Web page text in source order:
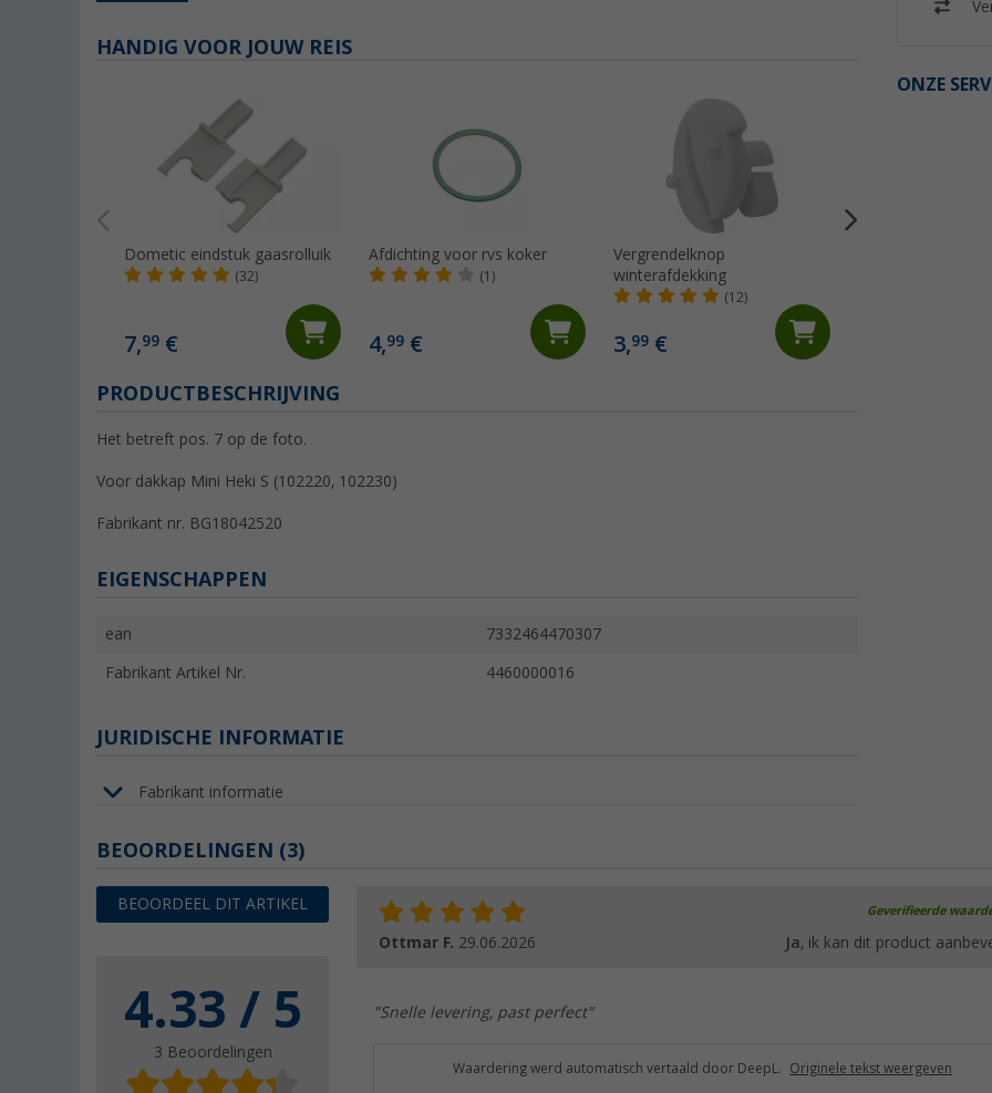
ONZE
HANDIG VOOR JOUW REIS
Dometic eindstuk gaasrolluik
(32)
7,99 €
Afdichting voor rvs koker
(1)
4,99 €
Vergrendelknop
winterafdekking
(12)
3,99 €
PRODUCTBESCHRIJVING
Het betreft pos. 7 op de foto.
Voor dakkap Mini Heki S (102220, 102230)
Fabrikant nr. BG18042520
EIGENSCHAPPEN
ean 7332464470307
Fabrikant Artikel Nr. 4460000016
JURIDISCHE INFORMATIE
Fabrikant informatie
BEOORDELINGEN (3)
BEOORDEEL DIT ARTIKEL
4.33 / 5
3 Beoordelingen
Geverifieerde
Ottmar F. 29.06.2026 Ja, ik kan dit product
"Snelle levering, past perfect"
Waardering werd automatisch vertaald door DeepL. Originele tekst weergeven